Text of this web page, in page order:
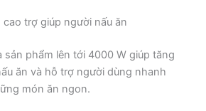
trợ giúp người nấu ăn
sản phẩm lên tới 4000 W giúp tăng
ăn và hỗ trợ người dùng nhanh
món ăn ngon.